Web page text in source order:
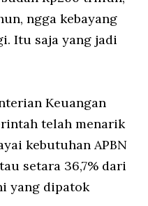
ngga kebayang
Itu saja yang jadi
Keuangan
telah menarik
kebutuhan APBN
setara 36,7% dari
yang dipatok